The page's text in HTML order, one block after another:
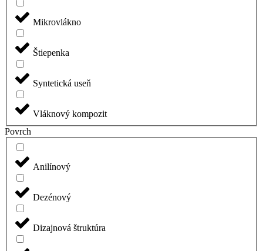
Mikrovlákno
Štiepenka
Syntetická useň
Vláknový kompozit
Povrch
Anilínový
Dezénový
Dizajnová štruktúra